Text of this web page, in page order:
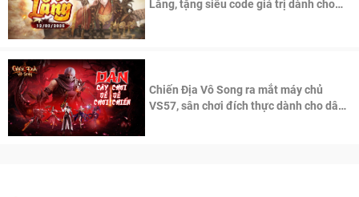
Lăng, tặng siêu code giá trị dành cho
Chiến Địa Vô Song ra mắt máy chủ
VS57, sân chơi đích thực dành cho dân